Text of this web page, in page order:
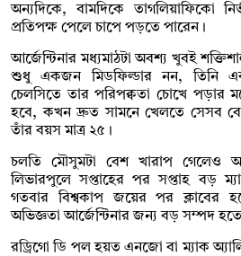
অন্যদিকে, বামদিকে তাগলিয়াফিকো
প্রতিপক্ষ পেলে চাপে পড়তে পারেন।
আর্জেন্টিনার মধ্যমাঠটা অবশ্য খুবই
শুধু একজন মিডফিল্ডার নন, তিনি
চেলসিতে তার পরিপক্বতা চোখে
হবে, কখন দ্রুত সামনে খেলতে সেসব
তাঁর বয়স মাত্র ২৫।
চলতি মৌসুমটা বেশ খারাপ গেলেও
লিভারপুলে সপ্তাহের পর সপ্তাহ বড়
গতবার বিশ্বকাপ জয়ের পর ক্লাবের
অভিজ্ঞতা আর্জেন্টিনার জন্য বড় সম্পদ
রড্রিগো ডি পল হয়ত এনজো বা ম্যাক